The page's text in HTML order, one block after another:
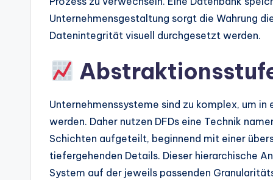
Unternehmensgestaltung sorgt die Wahrung
Datenintegrität visuell durchgesetzt werden.
Unternehmenssysteme sind zu komplex, um
werden. Daher nutzen DFDs eine Technik
Schichten aufgeteilt, beginnend mit einer
tiefergehenden Details. Dieser hierarchische
System auf der jeweils passenden